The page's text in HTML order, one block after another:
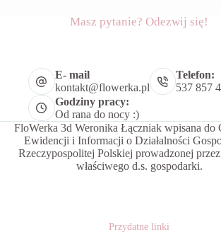
Masz pytanie? Odezwij się!
E- mail
kontakt@flowerka.pl
Telefon:
537 857
Godziny pracy:
Od rana do nocy :)
FloWerka 3d Weronika Łączniak wpisana do
Ewidencji i Informacji o Działalności
Rzeczypospolitej Polskiej prowadzonej
właściwego d.s. gospodarki.
Przydatne linki